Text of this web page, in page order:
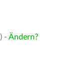
- Ändern?